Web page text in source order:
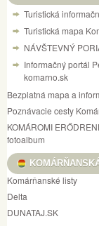
Turistická
Turistická mapa
NÁVŠTEVNÝ
Informačný portál
komarno.sk
Bezplatná mapa a
Poznávacie cesty
KOMÁROMI
fotoalbum
Komárňanské listy
Delta
DUNATAJ.SK